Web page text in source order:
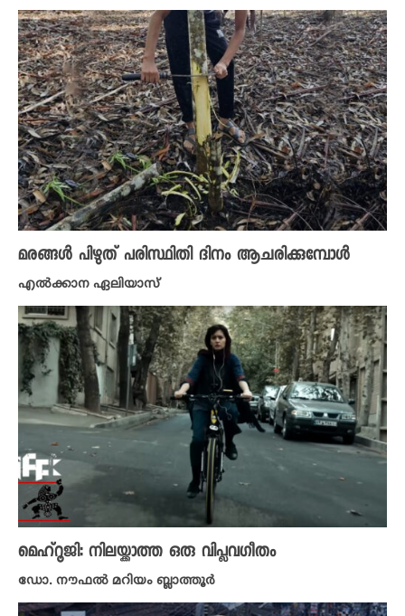
മരങ്ങൾ പിഴുത് പരിസ്ഥിതി ദിനം ആചരിക്കുമ്പോൾ
എൽക്കാന ഏലിയാസ്
മെഹ്‌റൂജി: നിലയ്ക്കാത്ത ഒരു വിപ്ലവഗീതം
ഡോ. നൗഫൽ മറിയം ബ്ലാത്തൂർ